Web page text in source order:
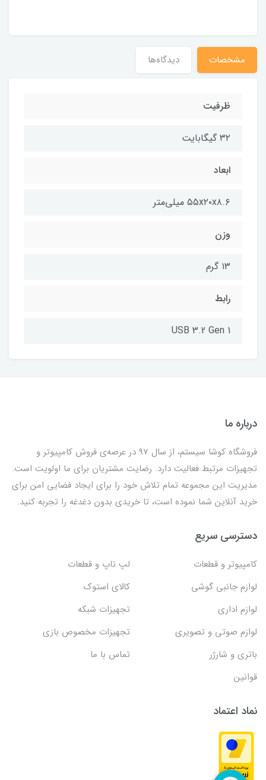
مشخصات دیدگاه‌ها
ظرفیت
۳۲ گیگابایت
ابعاد
۵۵x۲۰x۸.۶ میلی‌متر
وزن
۱۳ گرم
رابط
USB 3.2 Gen 1
درباره ما
فروشگاه کوشا سیستم، از سال 97 در عرصه‌ی فروش کامپیوتر و
تجهیزات مرتبط فعالیت دارد. رضایت مشتریان برای ما اولویت است.
مدیریت این مجموعه تمام تلاش خود را برای ایجاد فضایی امن برای
خرید آنلاین شما نموده است، تا خریدی بدون دغدغه را تجربه کنید.
دسترسی سریع
کامپیوتر و قطعات
لپ تاپ و قطعات
لوازم جانبی گوشی
کالای استوک
لوازم اداری
تجهیزات شبکه
لوازم صوتی و تصویری
تجهیزات مخصوص بازی
باتری و شارژر
تماس با ما
قوانین
نماد اعتماد